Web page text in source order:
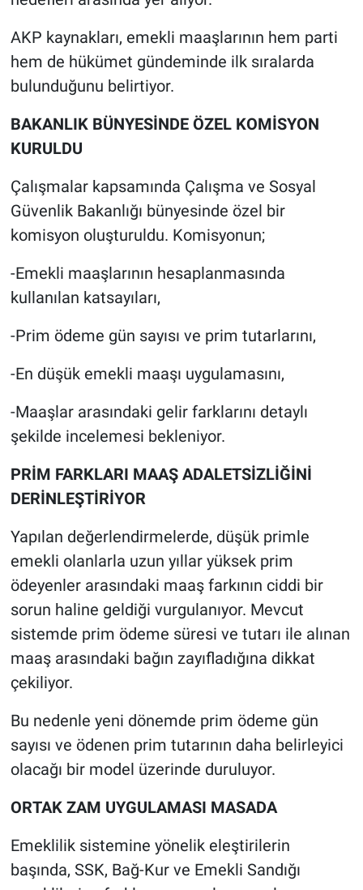
AKP kaynakları, emekli maaşlarının hem parti
hem de hükümet gündeminde ilk sıralarda
bulunduğunu belirtiyor.
BAKANLIK BÜNYESİNDE ÖZEL KOMİSYON
KURULDU
Çalışmalar kapsamında Çalışma ve Sosyal
Güvenlik Bakanlığı bünyesinde özel bir
komisyon oluşturuldu. Komisyonun;
-Emekli maaşlarının hesaplanmasında
kullanılan katsayıları,
-Prim ödeme gün sayısı ve prim tutarlarını,
-En düşük emekli maaşı uygulamasını,
-Maaşlar arasındaki gelir farklarını detaylı
şekilde incelemesi bekleniyor.
PRİM FARKLARI MAAŞ ADALETSİZLİĞİNİ
DERİNLEŞTİRİYOR
Yapılan değerlendirmelerde, düşük primle
emekli olanlarla uzun yıllar yüksek prim
ödeyenler arasındaki maaş farkının ciddi bir
sorun haline geldiği vurgulanıyor. Mevcut
sistemde prim ödeme süresi ve tutarı ile alınan
maaş arasındaki bağın zayıfladığına dikkat
çekiliyor.
Bu nedenle yeni dönemde prim ödeme gün
sayısı ve ödenen prim tutarının daha belirleyici
olacağı bir model üzerinde duruluyor.
ORTAK ZAM UYGULAMASI MASADA
Emeklilik sistemine yönelik eleştirilerin
başında, SSK, Bağ-Kur ve Emekli Sandığı